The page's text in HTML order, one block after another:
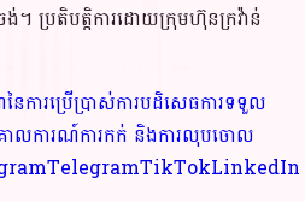
ង់។ ប្រតិបត្តិការដោយក្រុមហ៊ុនក្រវ៉ាន់
ៃការប្រើប្រាស់ការបដិសេធការទទួល
លការណ៍ការកក់ និងការលុបចោល
TelegramTikTokLinkedIn